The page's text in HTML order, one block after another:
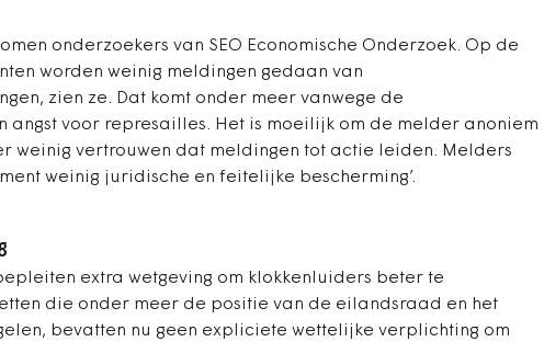
onderzoekers van SEO Economische Onderzoek. Op de
worden weinig meldingen gedaan van
zien ze. Dat komt onder meer vanwege de
angst voor represailles. Het is moeilijk om de melder anoniem
weinig vertrouwen dat meldingen tot actie leiden. Melders
weinig juridische en feitelijke bescherming’.
extra wetgeving om klokkenluiders beter te
die onder meer de positie van de eilandsraad en het
bevatten nu geen expliciete wettelijke verplichting om